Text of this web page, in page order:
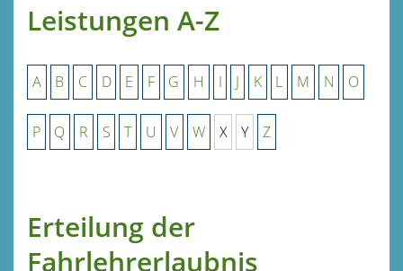
Leistungen A-Z
A B C D E F G H I J K L M N O
P Q R S T U V W X Y Z
Erteilung der
Fahrlehrerlaubnis